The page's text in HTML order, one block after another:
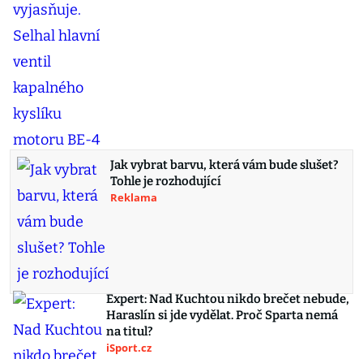
Jak vybrat barvu, která vám bude slušet?
Tohle je rozhodující
Reklama
Expert: Nad Kuchtou nikdo brečet nebude,
Haraslín si jde vydělat. Proč Sparta nemá
na titul?
iSport.cz